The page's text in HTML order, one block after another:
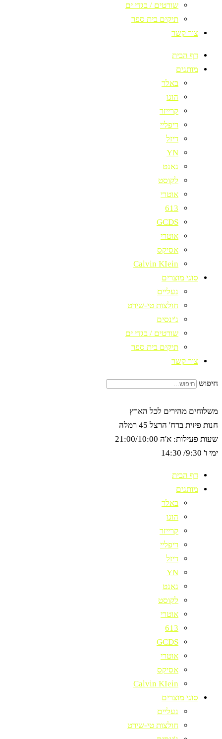
שורטים / בגדי ים
תיקים בית ספר
צור קשר
דף הבית
מותגים
באלר
הוגו
קרייזר
ריפליי
דיזל
YN
גאנט
לקוסט
אוטרי
613
GCDS
אוטרי
אסיקס
Calvin KIein
סוגי מוצרים
נעליים
חולצות טי-שירט
ג'ינסים
שורטים / בגדי ים
תיקים בית ספר
צור קשר
חיפוש
משלוחים מהירים לכל הארץ
חנות פיזית ברח' הרצל 45 רמלה
שעות פעילות: א'ה 21:00/10:00
ימי ו' 9:30/ 14:30
דף הבית
מותגים
באלר
הוגו
קרייזר
ריפליי
דיזל
YN
גאנט
לקוסט
אוטרי
613
GCDS
אוטרי
אסיקס
Calvin KIein
סוגי מוצרים
נעליים
חולצות טי-שירט